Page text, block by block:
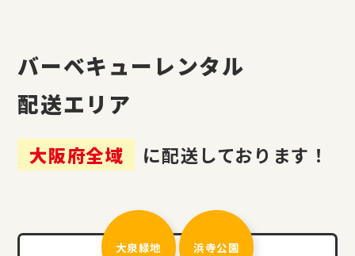
バーベキューレンタル
配送エリア
大阪府全域 に配送しております！
大泉緑地 浜寺公園